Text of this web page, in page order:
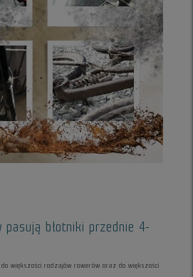
pasują błotniki przednie 4-
większości rodzajów rowerów oraz do większości